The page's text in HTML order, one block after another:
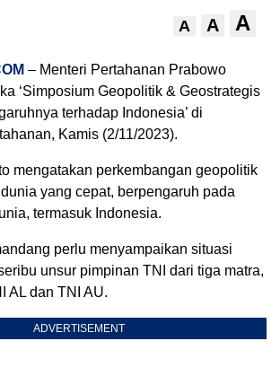
A A A
– Menteri Pertahanan Prabowo
‘Simposium Geopolitik & Geostrategis
terhadap Indonesia’ di
Kamis (2/11/2023).
mengatakan perkembangan geopolitik
yang cepat, berpengaruh pada
termasuk Indonesia.
perlu menyampaikan situasi
unsur pimpinan TNI dari tiga matra,
AL dan TNI AU.
ADVERTISEMENT